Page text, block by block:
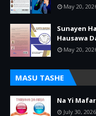
May 20,
Sunayen
Hausawa
May 20,
MASU TASHE
Na Yi
July 30, 2026